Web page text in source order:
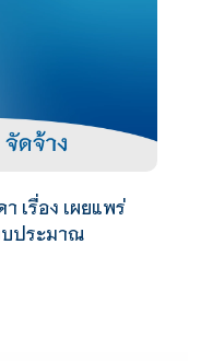
เรื่อง เผยแพร่
บประมาณ